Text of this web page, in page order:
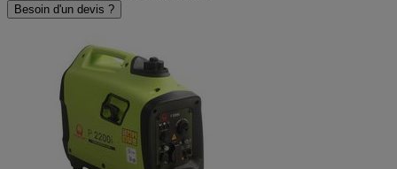
Besoin d'un devis ?